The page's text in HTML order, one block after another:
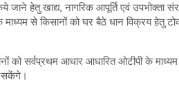
हेतु खाद्य, नागरिक आपूर्ति एवं उपभोक्ता
से किसानों को घर बैठे धान विक्रय हेतु
को सर्वप्रथम आधार आधारित ओटीपी के
सकेंगे।